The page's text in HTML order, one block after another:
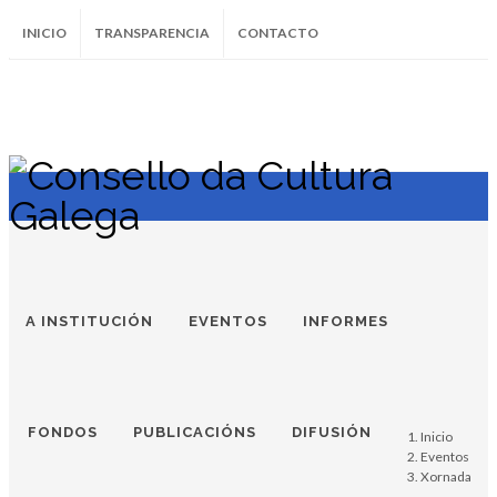
INICIO TRANSPARENCIA CONTACTO
InstagramFacebookTwitter Soundcloud
Youtube
A INSTITUCIÓN EVENTOS INFORMES
FONDOS PUBLICACIÓNS DIFUSIÓN
Inicio
Eventos
Xornada
Xenes,
linguas
historia